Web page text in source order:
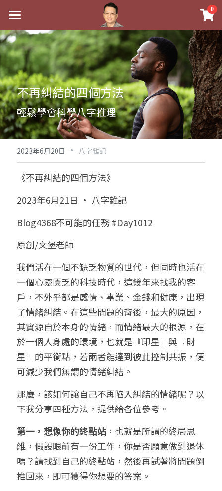
0
最新消息
關於我
實體經營
祖傳命理
手工印鑑
課程介紹
五行八字學
後天派陽宅
Blog
黃金會員專區
八字雜記
心靈成長
人氣最高
站長精選
臉書生活
好書推廌
試閱專區
Podcast聽書
團隊訓練營
八字視頻
陽宅視頻
線上直播
自我挑戰
線上學苑
八字初階班1
八字初階班2
八字進階班
八字中階班
八字高階班
五人實戰班
五行計算初階班
五行計算高階班
團隊訓練營
命理商城
八字完整班
《十神高階實戰錄》完整典藏版
科學八字推理PDF
八字批命
小兒命名
我的著作
科學八字推理1
科學八字推理2
科學八字推理3
科學八字輕鬆學
輕鬆學會科學八字推理
與我預約
批命預約
上課預約
常見問題
FB粉絲頁
登錄/註冊
搜索
繁體中文
繁體中文
0938617837
support@p8zicourse.com
五行八字線上班
不再糾結的四個方法
輕鬆學會科學八字推理
2023年6月20日 · 八字雜記
《不再糾結的四個方法》
2023年6月21日 · 八字雜記
Blog4368不可能的任務 #Day1012
原創/文堡老師
我們活在一個不缺乏物質的世代，但同時也活在
一個心靈匱乏的科技時代，這幾年來找我的客
戶，不外乎都是感情、事業、金錢和健康，出現
了情緒糾結。在這些問題的背後，最大的原因，
其實源自於本身的情緒，而情緒最大的根源，在
於一個人身處的環境，也就是『印星』與『財
星』的平衡點，若兩者能達到彼此控制共振，便
可減少我們無謂的情緒糾結。
那麼，該如何讓自己不再陷入糾結的情緒呢？以
下我分享四種方法，提供給各位參考。
第一，想像你的終點站 ，也就是所謂的終局思
維，假設眼前有一份工作，你是否願意做到退休
嗎？請找到自己的終點站，然後再試著將問題倒
推回來，即可獲得你想要的答案。
×
商品分類
八字線上完整班
科學八字推理PDF
《十神高階實戰錄》完整典藏版
1美元超值PDF